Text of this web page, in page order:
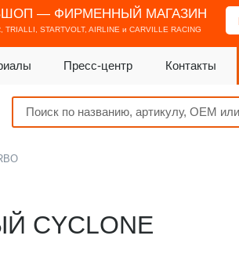
— ФИРМЕННЫЙ МАГАЗИН
TRIALLI, STARTVOLT, AIRLINE и CARVILLE RACING
Пресс-центр Контакты
CYCLONE